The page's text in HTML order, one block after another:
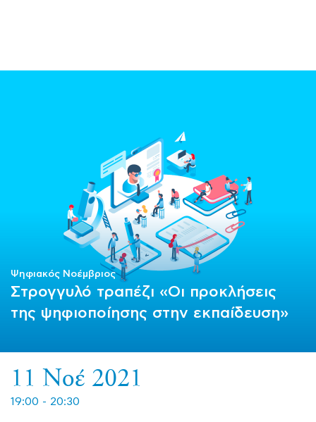
11 Νοέ 2021
19:00 - 20:30
Ψηφιακός Νοέμβριος
Στρογγυλό τραπέζι «Οι προκλήσεις
της ψηφιοποίησης στην εκπαίδευση»